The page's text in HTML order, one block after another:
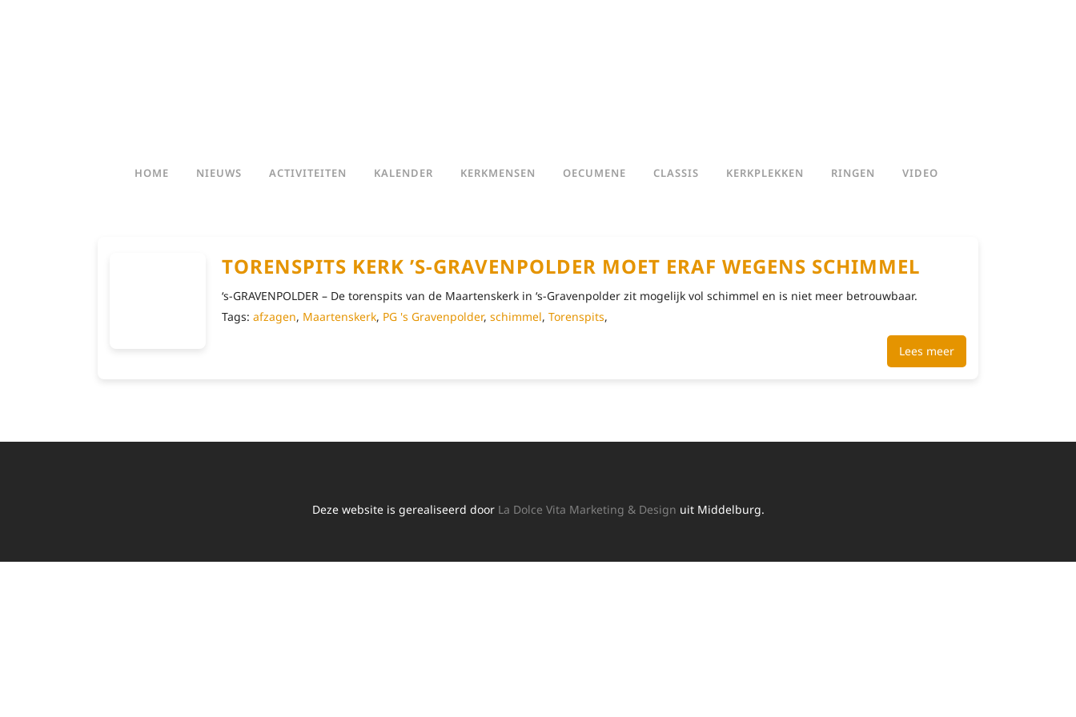
HOME NIEUWS ACTIVITEITEN KALENDER KERKMENSEN OECUMENE CLASSIS KERKPLEKKEN RINGEN VIDEO
TORENSPITS KERK ’S-GRAVENPOLDER MOET ERAF WEGENS SCHIMMEL
‘s-GRAVENPOLDER – De torenspits van de Maartenskerk in ‘s-Gravenpolder zit mogelijk vol schimmel en is niet meer betrouwbaar.
Tags: afzagen, Maartenskerk, PG 's Gravenpolder, schimmel, Torenspits,
Lees meer
Deze website is gerealiseerd door La Dolce Vita Marketing & Design uit Middelburg.